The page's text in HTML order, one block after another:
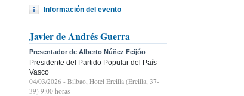
Información del evento
Javier de Andrés Guerra
Presentador de Alberto Núñez Feijóo
Presidente del Partido Popular del País
Vasco
04/03/2026 - Bilbao, Hotel Ercilla (Ercilla, 37-
39) 9:00 horas